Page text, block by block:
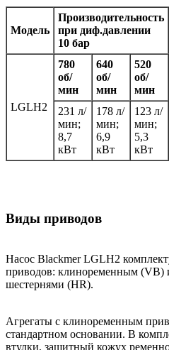
Модель
Производительность
при диф.давлении
10 бар
LGLH2
780
об/
мин
640
об/
мин
520
об/
мин
231 л/
мин;
8,7
кВт
178 л/
мин;
6,9
кВт
123 л/
мин;
5,3
кВт
Виды приводов
Насос Blackmer LGLH2
приводов: клиноременным (VB)
шестернями (HR).
Агрегаты с клиноременным
стандартном основании. В
втулки, защитный кожух